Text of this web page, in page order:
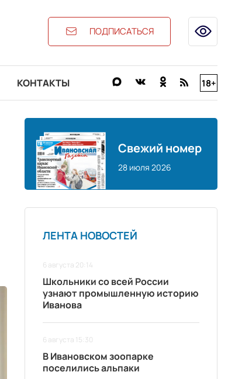
ПОДПИСАТЬСЯ
КОНТАКТЫ 18+
Свежий номер
28 июля 2026
ЛЕНТА НОВОСТЕЙ
6 августа 20:14
Школьники со всей России
узнают промышленную историю
Иванова
6 августа 15:30
В Ивановском зоопарке
поселились альпаки